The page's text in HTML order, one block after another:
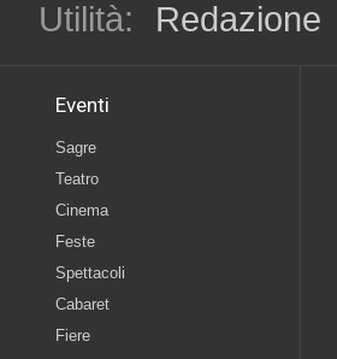
Utilità:
Redazione
Eventi
Sagre
Teatro
Cinema
Feste
Spettacoli
Cabaret
Fiere